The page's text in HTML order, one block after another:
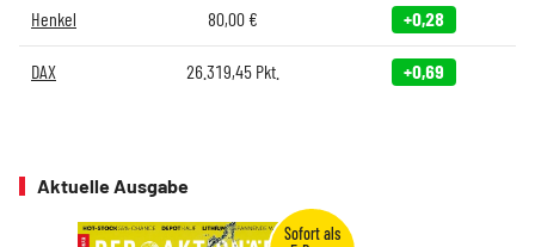
Henkel 80,00 € +0,28
DAX 26.319,45 Pkt. +0,69
Aktuelle Ausgabe